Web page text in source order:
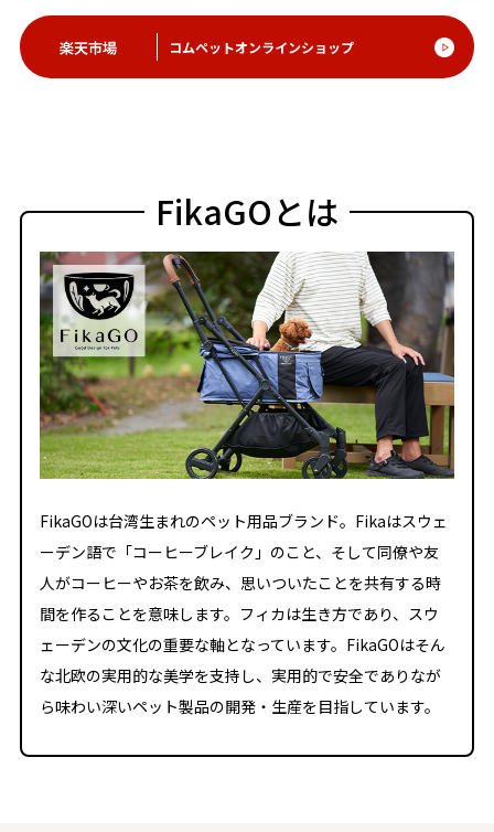
コムペットオンラインショップ
FikaGOとは
FikaGOは台湾生まれのペット用品ブランド。Fikaはスウェ
ーデン語で「コーヒーブレイク」のこと、そして同僚や友
人がコーヒーやお茶を飲み、思いついたことを共有する時
間を作ることを意味します。フィカは生き方であり、スウ
ェーデンの文化の重要な軸となっています。FikaGOはそん
な北欧の実用的な美学を支持し、実用的で安全でありなが
ら味わい深いペット製品の開発・生産を目指しています。